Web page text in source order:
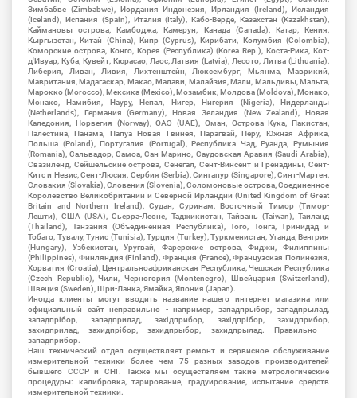
Зимбабве (Zimbabwe), Иордания Индонезия, Ирландия (Ireland), Исландия
(Iceland), Испания (Spain), Италия (Italy), Кабо-Верде, Казахстан (Kazakhstan),
Каймановы острова, Камбоджа, Камерун, Канада (Canada), Катар, Кения,
Кыргызстан, Китай (China), Кипр (Cyprus), Кирибати, Колумбия (Colombia),
Коморские острова, Конго, Корея (Республика) (Korea Rep.), Коста-Рика, Кот-
д'Ивуар, Куба, Кувейт, Кюрасао, Лаос, Латвия (Latvia), Лесото, Литва (Lithuania),
Либерия, Ливан, Ливия, Лихтенштейн, Люксембург, Мьянма, Маврикий,
Мавритания, Мадагаскар, Макао, Малави, Малайзия, Мали, Мальдивы, Мальта,
Марокко (Morocco), Мексика (Mexico), Мозамбик, Молдова (Moldova), Монако,
Монако, Намибия, Науру, Непал, Нигер, Нигерия (Nigeria), Нидерланды
(Netherlands), Германия (Germany), Новая Зеландия (New Zealand), Новая
Каледония, Норвегия (Norway), ОАЭ (UAE), Оман, Острова Кука, Пакистан,
Палестина, Панама, Папуа Новая Гвинея, Парагвай, Перу, Южная Африка,
Польша (Poland), Португалия (Portugal), Республика Чад, Руанда, Румыния
(Romania), Сальвадор, Самоа, Сан-Марино, Саудовская Аравия (Saudi Arabia),
Свазиленд, Сейшельские острова, Сенегал, Сент-Винсент и Гренадины, Сент-
Китс и Невис, Сент-Люсия, Сербия (Serbia), Сингапур (Singapore), Синт-Мартен,
Словакия (Slovakia), Словения (Slovenia), Соломоновые острова, Соединенное
Королевство Великобритании и Северной Ирландии (United Kingdom of Great
Britain and Northern Ireland), Судан, Суринам, Восточный Тимор (Тимор-
Лешти), США (USA), Сьерра-Леоне, Таджикистан, Тайвань (Taiwan), Таиланд
(Thailand), Танзания (Объединенная Республика), Того, Тонга, Тринидад и
Тобаго, Тувалу, Тунис (Tunisia), Турция (Turkey), Туркменистан, Уганда, Венгрия
(Hungary), Узбекистан, Уругвай, Фарерские острова, Фиджи, Филиппины
(Philippines), Финляндия (Finland), Франция (France), Французская Полинезия,
Хорватия (Croatia), Центральноафриканская Республика, Чешская Республика
(Czech Republic), Чили, Черногория (Montenegro), Швейцария (Switzerland),
Швеция (Sweden), Шри-Ланка, Ямайка, Япония (Japan).
Иногда клиенты могут вводить название нашего интернет магазина или
официальный сайт неправильно - например, западпрыбор, западпрылад,
западпрібор, западприлад, західприбор, західпрібор, захидприбор,
захидприлад, захидпрібор, захидпрыбор, захидпрылад. Правильно -
западприбор.
Наш технический отдел осуществляет ремонт и сервисное обслуживание
измерительной техники более чем 75 разных заводов производителей
бывшего СССР и СНГ. Также мы осуществляем такие метрологические
процедуры: калибровка, тарирование, градуирование, испытание средств
измерительной техники.